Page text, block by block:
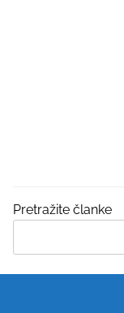
Pretražite članke